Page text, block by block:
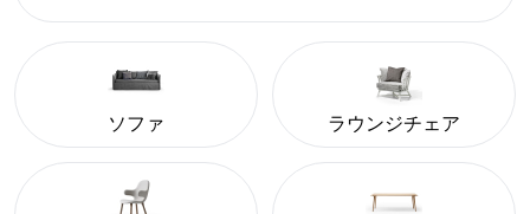
ソファ ラウンジチェア